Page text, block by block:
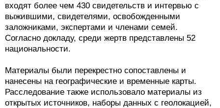
входят более чем 430 свидетельств и интервью с
выжившими, свидетелями, освобожденными
заложниками, экспертами и членами семей.
Согласно докладу, среди жертв представлены 52
национальности.
Материалы были перекрестно сопоставлены и
нанесены на географические и временные карты.
Расследование также использовало материалы из
открытых источников, наборы данных с геолокацией,